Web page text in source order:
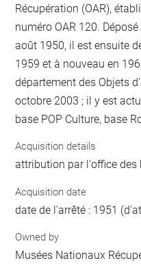
Récupération (OAR),
numéro OAR 120.
août 1950, il est ensuite
1959 et à nouveau en
département des Objets
octobre 2003 ; il y est
base POP Culture, base
Acquisition details
attribution par l'office des
Acquisition date
date de l'arrêté : 1951
Owned by
Musées Nationaux